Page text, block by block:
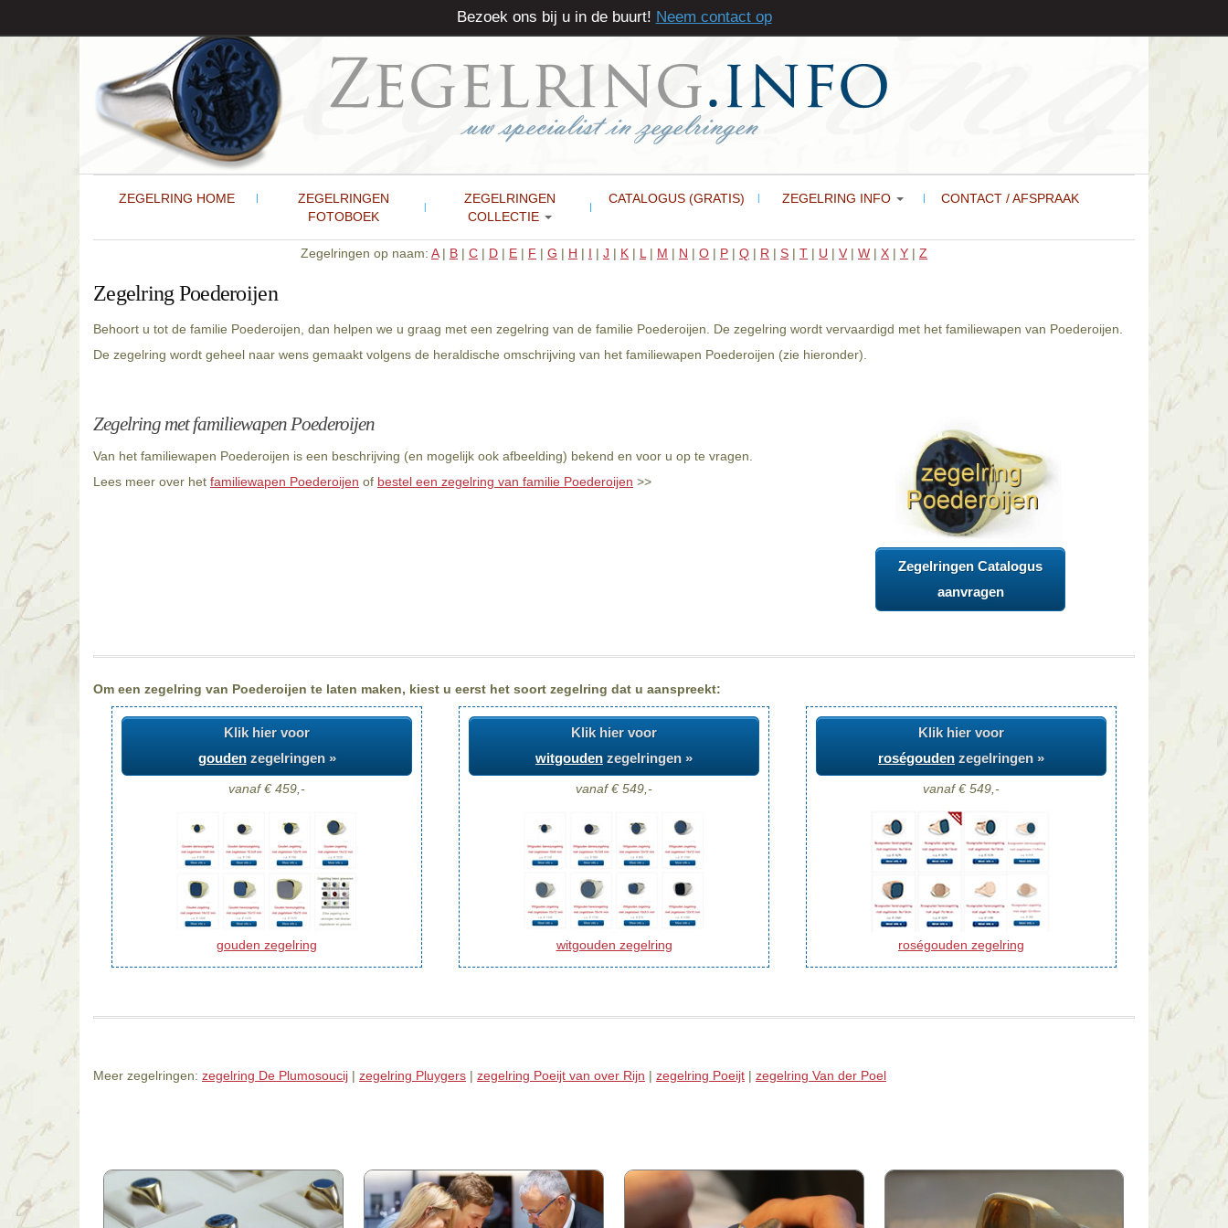
ZEGELRING HOME
ZEGELRINGEN
FOTOBOEK
ZEGELRINGEN
COLLECTIE
CATALOGUS (GRATIS) ZEGELRING INFO CONTACT / AFSPRAAK
Zegelringen op naam: A| B | C | D | E | F | G | H | I | J | K | L | M | N | O | P | Q | R | S | T | U | V | W | X | Y | Z
Zegelring Poederoijen
Behoort u tot de familie Poederoijen, dan helpen we u graag met een zegelring van de familie Poederoijen. De zegelring wordt vervaardigd met het familiewapen van Poederoijen.
De zegelring wordt geheel naar wens gemaakt volgens de heraldische omschrijving van het familiewapen Poederoijen (zie hieronder).
Zegelring met familiewapen Poederoijen
Van het familiewapen Poederoijen is een beschrijving (en mogelijk ook afbeelding) bekend en voor u op te vragen.
Lees meer over het familiewapen Poederoijen of bestel een zegelring van familie Poederoijen >>
Zegelringen Catalogus
aanvragen
Om een zegelring van Poederoijen te laten maken, kiest u eerst het soort zegelring dat u aanspreekt:
Klik hier voor
goudenzegelringen »
vanaf € 459,-
gouden zegelring
Klik hier voor
witgouden zegelringen »
vanaf € 549,-
witgouden zegelring
Klik hier voor
roségouden zegelringen »
vanaf € 549,-
roségouden zegelring
Meer zegelringen: zegelring De Plumosoucij | zegelring Pluygers | zegelring Poeijt van over Rijn | zegelring Poeijt | zegelring Van der Poel
Bezoek ons bij u in de buurt! Neem contact op